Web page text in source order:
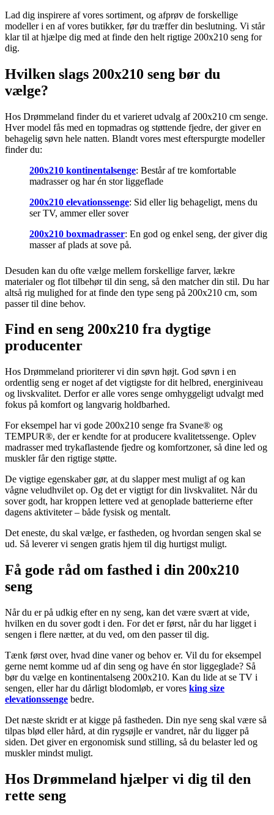
Lad dig inspirere af vores sortiment, og afprøv de forskellige
modeller i en af vores butikker, før du træffer din beslutning. Vi står
klar til at hjælpe dig med at finde den helt rigtige 200x210 seng for
dig.
Hvilken slags 200x210 seng bør du
vælge?
Hos Drømmeland finder du et varieret udvalg af 200x210 cm senge.
Hver model fås med en topmadras og støttende fjedre, der giver en
behagelig søvn hele natten. Blandt vores mest efterspurgte modeller
finder du:
200x210 kontinentalsenge: Består af tre komfortable
madrasser og har én stor liggeflade
200x210 elevationssenge: Sid eller lig behageligt, mens du
ser TV, ammer eller sover
200x210 boxmadrasser: En god og enkel seng, der giver dig
masser af plads at sove på.
Desuden kan du ofte vælge mellem forskellige farver, lækre
materialer og flot tilbehør til din seng, så den matcher din stil. Du har
altså rig mulighed for at finde den type seng på 200x210 cm, som
passer til dine behov.
Find en seng 200x210 fra dygtige
producenter
Hos Drømmeland prioriterer vi din søvn højt. God søvn i en
ordentlig seng er noget af det vigtigste for dit helbred, energiniveau
og livskvalitet. Derfor er alle vores senge omhyggeligt udvalgt med
fokus på komfort og langvarig holdbarhed.
For eksempel har vi gode 200x210 senge fra Svane® og
TEMPUR®, der er kendte for at producere kvalitetssenge. Oplev
madrasser med trykaflastende fjedre og komfortzoner, så dine led og
muskler får den rigtige støtte.
De vigtige egenskaber gør, at du slapper mest muligt af og kan
vågne veludhvilet op. Og det er vigtigt for din livskvalitet. Når du
sover godt, har kroppen lettere ved at genoplade batterierne efter
dagens aktiviteter – både fysisk og mentalt.
Det eneste, du skal vælge, er fastheden, og hvordan sengen skal se
ud. Så leverer vi sengen gratis hjem til dig hurtigst muligt.
Få gode råd om fasthed i din 200x210
seng
Når du er på udkig efter en ny seng, kan det være svært at vide,
hvilken en du sover godt i den. For det er først, når du har ligget i
sengen i flere nætter, at du ved, om den passer til dig.
Tænk først over, hvad dine vaner og behov er. Vil du for eksempel
gerne nemt komme ud af din seng og have én stor liggeglade? Så
bør du vælge en kontinentalseng 200x210. Kan du lide at se TV i
sengen, eller har du dårligt blodomløb, er vores king size
elevationssenge bedre.
Det næste skridt er at kigge på fastheden. Din nye seng skal være så
tilpas blød eller hård, at din rygsøjle er vandret, når du ligger på
siden. Det giver en ergonomisk sund stilling, så du belaster led og
muskler mindst muligt.
Hos Drømmeland hjælper vi dig til den
rette seng